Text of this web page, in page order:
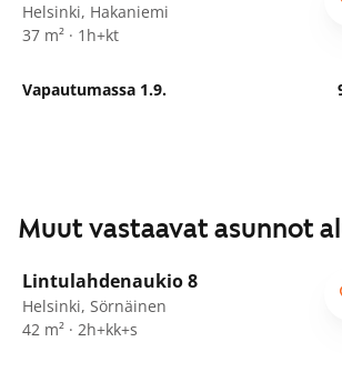
Helsinki, Hakaniemi
37 m² · 1h+kt
Vapautumassa 1.9.
Muut vastaavat asunnot
Lintulahdenaukio 8
Helsinki, Sörnäinen
42 m² · 2h+kk+s